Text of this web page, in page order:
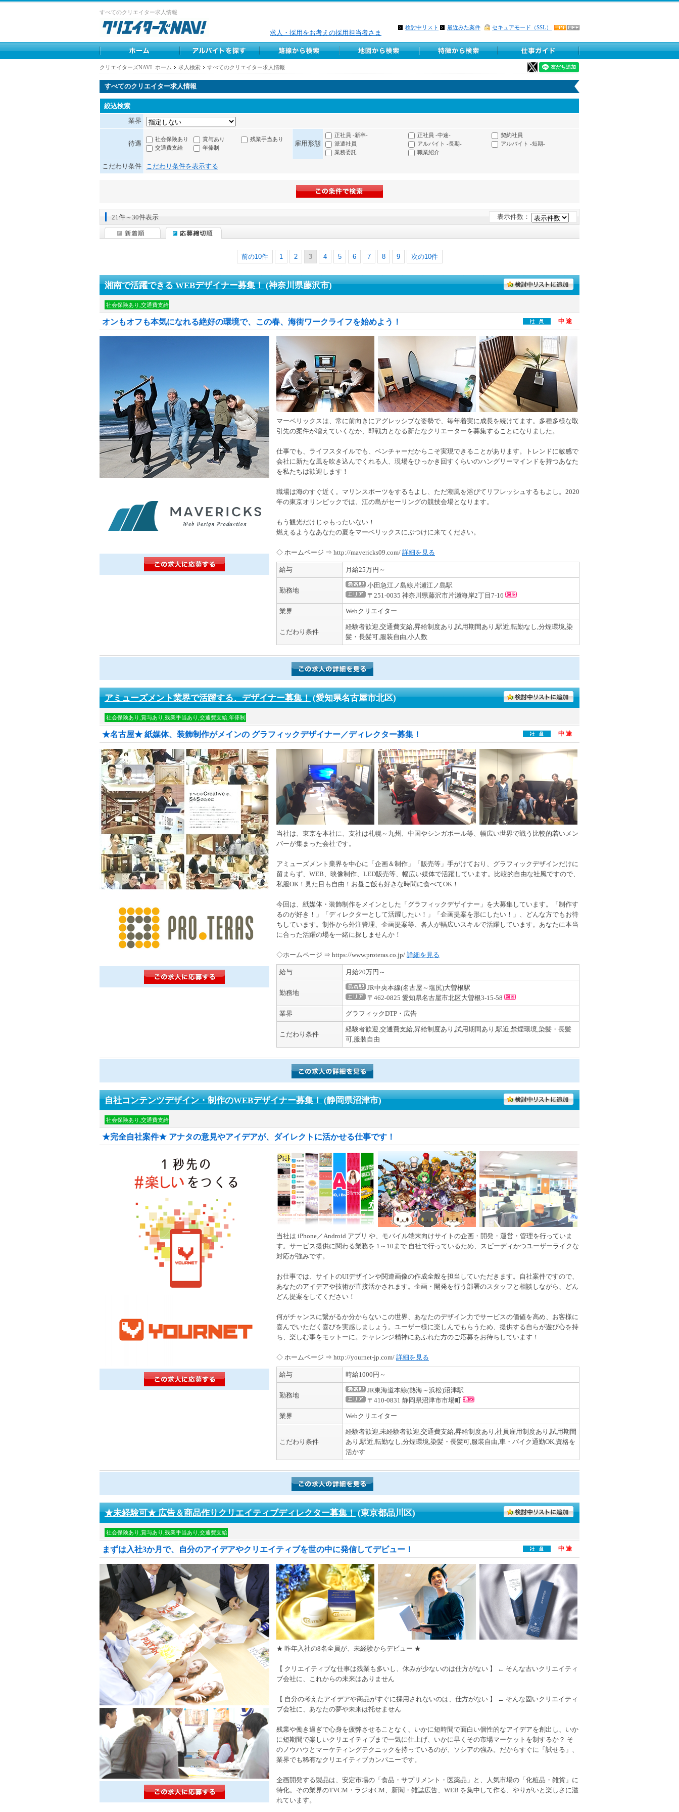
すべてのクリエイター求人情報
検討中リスト 最近みた案件 セキュアモード（SSL）
求人・採用をお考えの採用担当者さま
クリエイターズNAVI ホーム 求人検索 すべてのクリエイター求人情報
すべてのクリエイター求人情報
絞込検索
業界
待遇
社会保険あり 賞与あり
残業手当あり
交通費支給
年俸制
雇用形態
正社員 -新卒- 正社員 -中途-
契約社員
派遣社員
アルバイト -長期-
アルバイト -短期-
業務委託
職業紹介
こだわり条件 こだわり条件を表示する
21件～30件表示 表示件数：
前の10件 1 2 3 4 5 6 7 8 9 次の10件
湘南で活躍できる WEBデザイナー募集！(神奈川県藤沢市)
社会保険あり,交通費支給
オンもオフも本気になれる絶好の環境で、この春、海街ワークライフを始めよう！ 中 途
マーベリックスは、常に前向きにアグレッシブな姿勢で、毎年着実に成長を続けてます。多種多様な取
引先の案件が増えていくなか、即戦力となる新たなクリエーターを募集することになりました。
仕事でも、ライフスタイルでも、ベンチャーだからこそ実現できることがあります。トレンドに敏感で
会社に新たな風を吹き込んでくれる人、現場をひっかき回すくらいのハングリーマインドを持つあなた
を私たちは歓迎します！
職場は海のすぐ近く。マリンスポーツをするもよし、ただ潮風を浴びてリフレッシュするもよし。2020
年の東京オリンピックでは、江の島がセーリングの競技会場となります。
もう観光だけじゃもったいない！
燃えるようなあなたの夏をマーベリックスにぶつけに来てください。
◇ ホームページ ⇒ http://mavericks09.com/ 詳細を見る
給与 月給25万円～
勤務地
小田急江ノ島線片瀬江ノ島駅
〒251-0035 神奈川県藤沢市片瀬海岸2丁目7-16
業界 Webクリエイター
こだわり条件
経験者歓迎,交通費支給,昇給制度あり,試用期間あり,駅近,転勤なし,分煙環境,染
髪・長髪可,服装自由,小人数
アミューズメント業界で活躍する、デザイナー募集！(愛知県名古屋市北区)
社会保険あり,賞与あり,残業手当あり,交通費支給,年俸制
★名古屋★ 紙媒体、装飾制作がメインの グラフィックデザイナー／ディレクター募集！ 中 途
当社は、東京を本社に、支社は札幌～九州、中国やシンガポール等、幅広い世界で戦う比較的若いメン
バーが集まった会社です。
アミューズメント業界を中心に「企画＆制作」「販売等」手がけており、グラフィックデザインだけに
留まらず、WEB、映像制作、LED販売等、幅広い媒体で活躍しています。比較的自由な社風ですので、
私服OK！見た目も自由！お昼ご飯も好きな時間に食べてOK！
今回は、紙媒体・装飾制作をメインとした「グラフィックデザイナー」を大募集しています。「制作す
るのが好き！」「ディレクターとして活躍したい！」「企画提案を形にしたい！」、どんな方でもお待
ちしています。制作から外注管理、企画提案等、各人が幅広いスキルで活躍しています。あなたに本当
に合った活躍の場を一緒に探しませんか！
◇ホームページ ⇒ https://www.proteras.co.jp/ 詳細を見る
給与 月給20万円～
勤務地
JR中央本線(名古屋～塩尻)大曽根駅
〒462-0825 愛知県名古屋市北区大曽根3-15-58
業界 グラフィックDTP・広告
こだわり条件
経験者歓迎,交通費支給,昇給制度あり,試用期間あり,駅近,禁煙環境,染髪・長髪
可,服装自由
自社コンテンツデザイン・制作のWEBデザイナー募集！(静岡県沼津市)
社会保険あり,交通費支給
★完全自社案件★ アナタの意見やアイデアが、ダイレクトに活かせる仕事です！
当社は iPhone／Android アプリ や、モバイル端末向けサイトの企画・開発・運営・管理を行っていま
す。サービス提供に関わる業務を 1～10まで 自社で行っているため、スピーディかつユーザーライクな
対応が強みです。
お仕事では、サイトのUIデザインや関連画像の作成全般を担当していただきます。自社案件ですので、
あなたのアイデアや技術が直接活かされます。企画・開発を行う部署のスタッフと相談しながら、どん
どん提案をしてください！
何がチャンスに繋がるか分からないこの世界、あなたのデザイン力でサービスの価値を高め、お客様に
喜んでいただく喜びを実感しましょう。ユーザー様に楽しんでもらうため、提供する自らが遊び心を持
ち、楽しむ事をモットーに。チャレンジ精神にあふれた方のご応募をお待ちしています！
◇ ホームページ ⇒ http://yournet-jp.com/ 詳細を見る
給与 時給1000円～
勤務地
JR東海道本線(熱海～浜松)沼津駅
〒410-0831 静岡県沼津市市場町
業界 Webクリエイター
こだわり条件
経験者歓迎,未経験者歓迎,交通費支給,昇給制度あり,社員雇用制度あり,試用期間
あり,駅近,転勤なし,分煙環境,染髪・長髪可,服装自由,車・バイク通勤OK,資格を
活かす
★未経験可★ 広告＆商品作りクリエイティブディレクター募集！(東京都品川区)
社会保険あり,賞与あり,残業手当あり,交通費支給
まずは入社3か月で、自分のアイデアやクリエイティブを世の中に発信してデビュー！ 中 途
★ 昨年入社の8名全員が、未経験からデビュー ★
【 クリエイティブな仕事は残業も多いし、休みが少ないのは仕方がない 】 ← そんな古いクリエイティ
ブ会社に、これからの未来はありません
【 自分の考えたアイデアや商品がすぐに採用されないのは、仕方がない 】 ← そんな固いクリエイティ
ブ会社に、あなたの夢や未来は托せません
残業や働き過ぎで心身を疲弊させることなく、いかに短時間で面白い個性的なアイデアを創出し、いか
に短期間で楽しいクリエイティブまで一気に仕上げ、いかに早くその市場マーケットを制するか？ そ
のノウハウとマーケティングテクニックを持っているのが、ソシアの強み。だからすぐに「試せる」、
業界でも稀有なクリエイティブカンパニーです。
企画開発する製品は、安定市場の「食品・サプリメント・医薬品」と、人気市場の「化粧品・雑貨」に
特化。その業界のTVCM・ラジオCM、新聞・雑誌広告、WEB を集中して作る、やりがいと楽しさに溢
れています。